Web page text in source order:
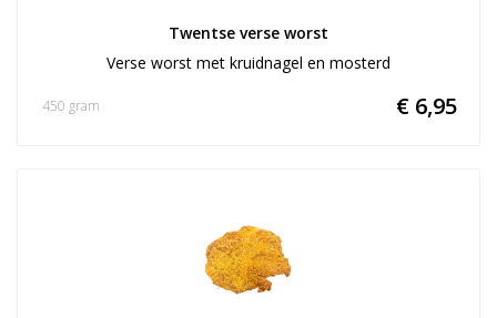
Twentse verse worst
Verse worst met kruidnagel en mosterd
€ 6,95
450 gram